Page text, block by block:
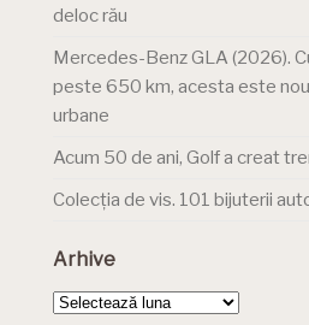
deloc rău
Mercedes-Benz GLA (2026).
peste 650 km, acesta este
urbane
Acum 50 de ani, Golf a creat
Colecția de vis. 101 bijuterii
Arhive
Arhive